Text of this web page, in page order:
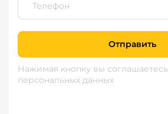
Отправить
Нажимая кнопку вы соглашаетесь
персональных данных